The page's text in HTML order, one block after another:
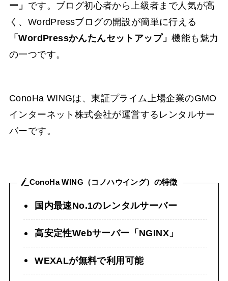
ー」 です。ブログ初心者から上級者まで人気が高
く、WordPressブログの開設が簡単に行える
「WordPressかんたんセットアップ」機能も魅力
の一つです。
ConoHa WINGは、東証プライム上場企業のGMO
インターネット株式会社が運営するレンタルサー
バーです。
ConoHa WING（コノハウイング）の特徴
国内最速No.1のレンタルサーバー
高安定性Webサーバー「NGINX」
WEXALが無料で利用可能